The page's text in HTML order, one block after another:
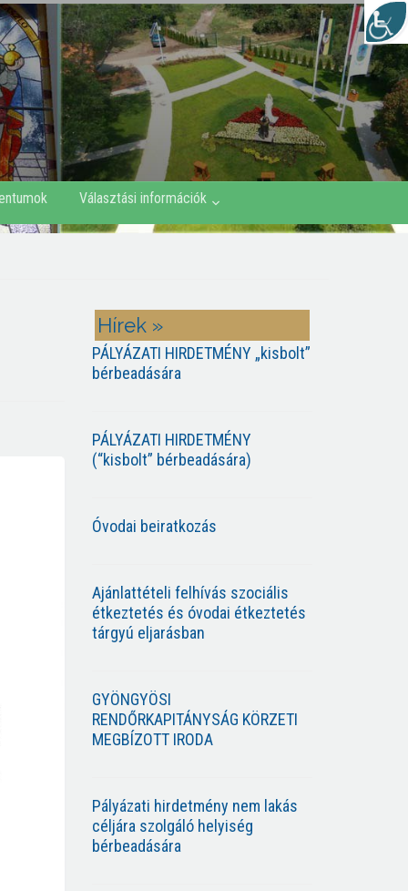
Választási információk
Hírek »
PÁLYÁZATI HIRDETMÉNY „kisbolt”
bérbeadására
PÁLYÁZATI HIRDETMÉNY
(“kisbolt” bérbeadására)
Óvodai beiratkozás
Ajánlattételi felhívás szociális
étkeztetés és óvodai étkeztetés
tárgyú eljarásban
GYÖNGYÖSI
RENDŐRKAPITÁNYSÁG KÖRZETI
MEGBÍZOTT IRODA
Pályázati hirdetmény nem lakás
céljára szolgáló helyiség
bérbeadására